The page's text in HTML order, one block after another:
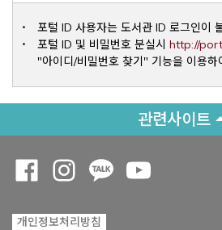
포털 ID 사용자는 도서관 ID 로그인이
포털 ID 및 비밀번호 분실시 http://
"아이디/비밀번호 찾기" 기능을 이용하
관련사이트
개인정보처리방침
Opens a new window
Opens a new window
Opens a new